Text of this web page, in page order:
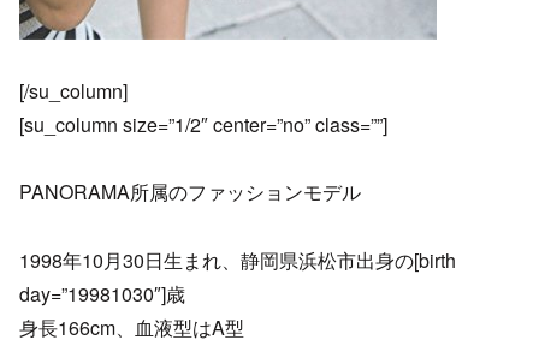
[/su_column]
[su_column size=”1/2″ center=”no” class=””]
PANORAMA所属のファッションモデル
1998年10月30日生まれ、静岡県浜松市出身の[birth
day=”19981030″]歳
身長166cm、血液型はA型